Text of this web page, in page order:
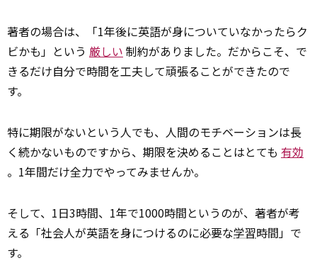
著者の場合は、「1年後に英語が身についていなかったらク
ビかも」という 厳しい 制約がありました。だからこそ、で
きるだけ自分で時間を工夫して頑張ることができたので
す。
特に期限がないという人でも、人間のモチベーションは長
く続かないものですから、期限を決めることはとても 有効
。1年間だけ全力でやってみませんか。
そして、1日3時間、1年で1000時間というのが、著者が考
える「社会人が英語を身につけるのに必要な学習時間」で
す。